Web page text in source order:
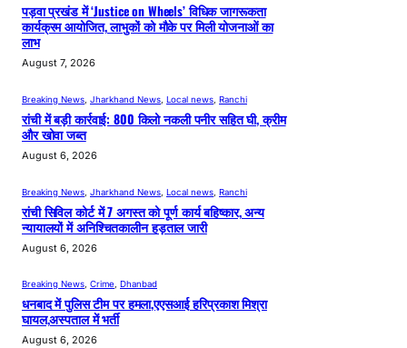
पड़वा प्रखंड में ‘Justice on Wheels’ विधिक जागरूकता
कार्यक्रम आयोजित, लाभुकों को मौके पर मिली योजनाओं का
लाभ
August 7, 2026
Breaking News Jharkhand News Local news Ranchi
रांची में बड़ी कार्रवाई: 800 किलो नकली पनीर सहित घी, क्रीम
और खोवा जब्त
August 6, 2026
Breaking News Jharkhand News Local news Ranchi
रांची सिविल कोर्ट में 7 अगस्त को पूर्ण कार्य बहिष्कार, अन्य
न्यायालयों में अनिश्चितकालीन हड़ताल जारी
August 6, 2026
Breaking News, Crime, Dhanbad
धनबाद में पुलिस टीम पर हमला,एएसआई हरिप्रकाश मिश्रा
घायल,अस्पताल में भर्ती
August 6, 2026